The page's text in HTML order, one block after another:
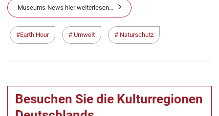
Museums-News hier weiterlesen…
Earth Hour Umwelt Naturschutz
Besuchen Sie die Kulturregionen